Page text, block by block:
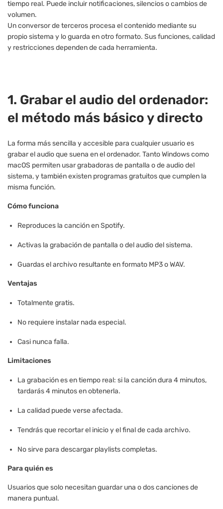
tiempo real. Puede incluir notificaciones, silencios o cambios de
volumen.
Un conversor de terceros procesa el contenido mediante su
propio sistema y lo guarda en otro formato. Sus funciones, calidad
y restricciones dependen de cada herramienta.
1. Grabar el audio del ordenador:
el método más básico y directo
La forma más sencilla y accesible para cualquier usuario es
grabar el audio que suena en el ordenador. Tanto Windows como
macOS permiten usar grabadoras de pantalla o de audio del
sistema, y también existen programas gratuitos que cumplen la
misma función.
Cómo funciona
Reproduces la canción en Spotify.
Activas la grabación de pantalla o del audio del sistema.
Guardas el archivo resultante en formato MP3 o WAV.
Ventajas
Totalmente gratis.
No requiere instalar nada especial.
Casi nunca falla.
Limitaciones
La grabación es en tiempo real: si la canción dura 4 minutos,
tardarás 4 minutos en obtenerla.
La calidad puede verse afectada.
Tendrás que recortar el inicio y el final de cada archivo.
No sirve para descargar playlists completas.
Para quién es
Usuarios que solo necesitan guardar una o dos canciones de
manera puntual.